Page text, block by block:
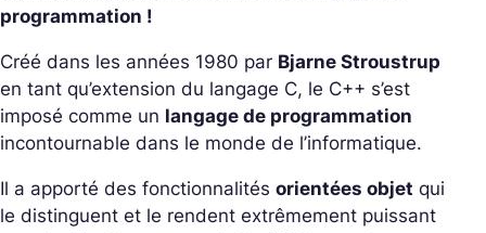
programmation !
Créé dans les années 1980 par Bjarne Stroustrup
en tant qu’extension du langage C, le C++ s’est
imposé comme un langage de programmation
incontournable dans le monde de l’informatique.
Il a apporté des fonctionnalités orientées objet qui
le distinguent et le rendent extrêmement puissant